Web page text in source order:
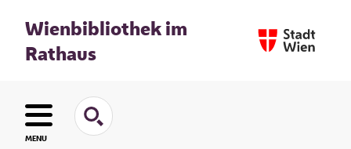
Wienbibliothek im
Rathaus
MENU